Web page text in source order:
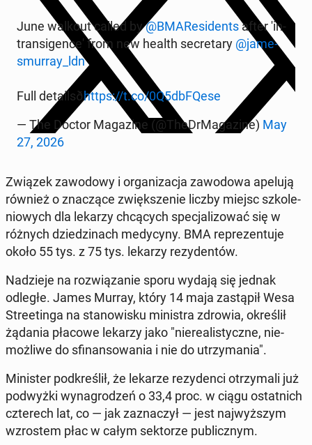
June walkout called by@BMA­Re­si­dentsafter 'in­
tran­si­gen­ce' from new health se­cre­ta­ry @ja­me­
smur­ray_ldn
Full de­ta­il­sðhttps://t.co/0Q5dbFQese
— The Doctor Ma­ga­zi­ne (@The­Dr­Ma­ga­zi­ne) May
27, 2026
Związek za­wo­do­wy i or­ga­ni­za­cja za­wo­do­wa apelują
również o zna­czą­ce zwięk­sze­nie liczby miejsc szko­le­
nio­wych dla lekarzy chcą­cych spe­cja­li­zo­wać się w
różnych dzie­dzi­nach me­dy­cy­ny. BMA re­pre­zen­tu­je
około 55 tys. z 75 tys. lekarzy re­zy­den­tów.
Na­dzie­je na roz­wią­za­nie sporu wydają się jednak
odległe. James Murray, który 14 maja za­stą­pił Wesa
Stre­etin­ga na sta­no­wi­sku mi­ni­stra zdrowia, okre­ślił
żądania płacowe lekarzy jako "nie­re­ali­stycz­ne, nie­
moż­li­we do sfi­nan­so­wa­nia i nie do utrzy­ma­nia".
Mi­ni­ster pod­kre­ślił, że lekarze re­zy­den­ci otrzy­ma­li już
pod­wyż­ki wy­na­gro­dzeń o 33,4 proc. w ciągu ostat­nich
czte­rech lat, co — jak za­zna­czył — jest naj­wyż­szym
wzro­stem płac w całym sek­to­rze pu­blicz­nym.